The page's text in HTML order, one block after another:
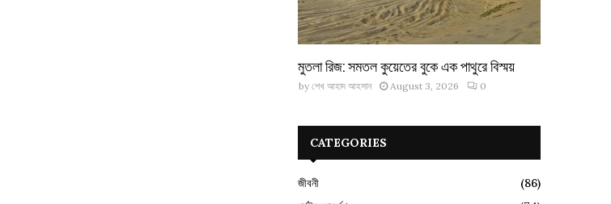
মুতলা রিজ: সমতল কুয়েতের বুকে এক পাথুরে বিস্ময়
by শেখ আহাদ আহসান August 3, 2026 0
CATEGORIES
জীবনী
(86)